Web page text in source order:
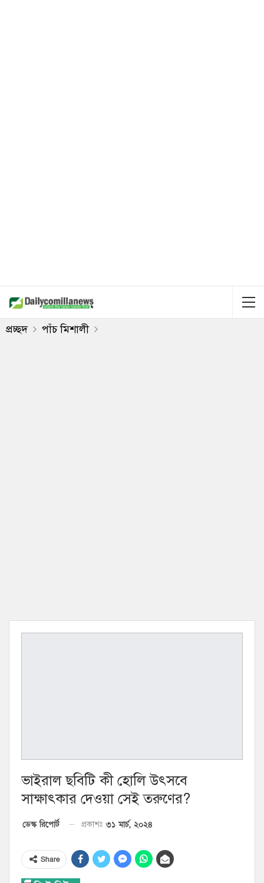
প্রচ্ছদ পাঁচ মিশালী
ভাইরাল ছবিটি কী হোলি উৎসবে
সাক্ষাৎকার দেওয়া সেই তরুণের?
ডেস্ক রিপোর্ট প্রকাশঃ ৩১ মার্চ, ২০২৪
Share